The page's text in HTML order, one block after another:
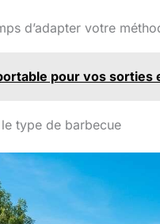
d’adapter votre
pour vos sorties
type de barbecue